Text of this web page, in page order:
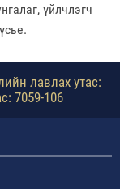
үйлчлэгч
лавлах утас:
7059-106